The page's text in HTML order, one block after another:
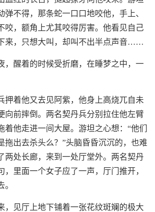
弹不得，那条蛇一口口地咬他，手上、
咬，额角上尤其咬得厉害。他看见自己
来，只想大叫，却叫不出半点声音……
，醒着的时候受折磨，在睡梦之中，一
押着他又去见阿紫，他身上高烧兀自未
向前摔倒。两名契丹兵分别拉住他左臂
着他走进一间大屋。游坦之心想：“他们
拖出去杀头么？”头脑昏昏沉沉的，也难
两处长廊，来到一处厅堂外。两名契丹
，里面一个女子应了一声，厅门推开，
，见厅上地下铺着一张花纹斑斓的极大